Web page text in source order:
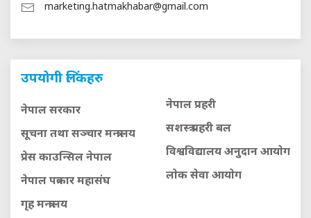
marketing.hatmakhabar@gmail.com
उपयोगी लिंकहरु
नेपाल सरकार
सूचना तथा सञ्चार मन्त्रालय
प्रेस काउन्सिल नेपाल
नेपाल पत्रकार महासंघ
गृह मन्त्रालय
नेपाल प्रहरी
सशस्त्र प्रहरी बल
विश्वविद्यालय अनुदान आयाेग
लाेक सेवा आयाेग